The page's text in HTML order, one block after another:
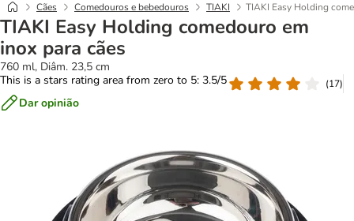
Cães Comedouros e bebedouros TIAKI TIAKI Easy Holding
TIAKI Easy Holding comedouro em
inox para cães
760 ml, Diâm. 23,5 cm
This is a stars rating area from zero to 5: 3.5/5
(17)
Dar opinião